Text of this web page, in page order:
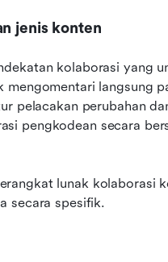
jenis konten
kolaborasi yang
langsung
pelacakan perubahan
pengkodean secara
lunak kolaborasi
secara spesifik.